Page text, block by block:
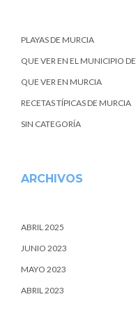
PLAYAS DE MURCIA
QUE VER EN EL MUNICIPIO DE
QUE VER EN MURCIA
RECETAS TÍPICAS DE MURCIA
SIN CATEGORÍA
ARCHIVOS
ABRIL 2025
JUNIO 2023
MAYO 2023
ABRIL 2023